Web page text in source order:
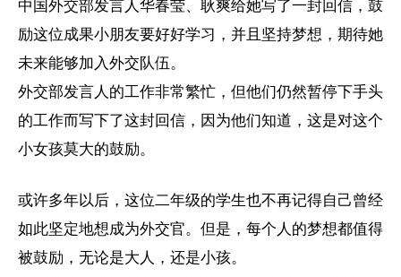
中国外交部发言人华春莹、耿爽给她写了一封回信，鼓
励这位成果小朋友要好好学习，并且坚持梦想，期待她
未来能够加入外交队伍。
外交部发言人的工作非常繁忙，但他们仍然暂停下手头
的工作而写下了这封回信，因为他们知道，这是对这个
小女孩莫大的鼓励。
或许多年以后，这位二年级的学生也不再记得自己曾经
如此坚定地想成为外交官。但是，每个人的梦想都值得
被鼓励，无论是大人，还是小孩。